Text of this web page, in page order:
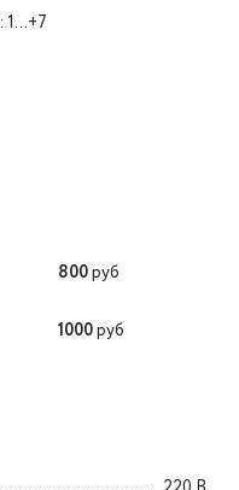
800руб
1000руб